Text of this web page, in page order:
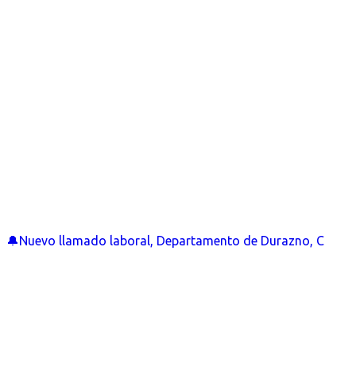
🔔Nuevo llamado laboral, Departamento de Durazno, C